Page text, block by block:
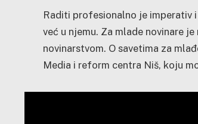
Raditi profesionalno je imperativ
već u njemu. Za mlade novinare
novinarstvom. O savetima za
Media i reform centra Niš, koju